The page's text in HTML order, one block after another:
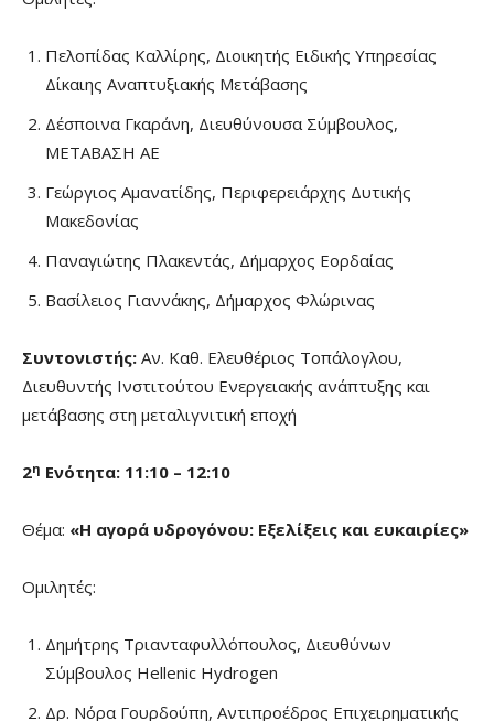
Πελοπίδας Καλλίρης, Διοικητής Ειδικής Υπηρεσίας
Δίκαιης Αναπτυξιακής Μετάβασης
Δέσποινα Γκαράνη, Διευθύνουσα Σύμβουλος,
ΜΕΤΑΒΑΣΗ ΑΕ
Γεώργιος Αμανατίδης, Περιφερειάρχης Δυτικής
Μακεδονίας
Παναγιώτης Πλακεντάς, Δήμαρχος Εορδαίας
Βασίλειος Γιαννάκης, Δήμαρχος Φλώρινας
Συντονιστής: Αν. Καθ. Ελευθέριος Τοπάλογλου,
Διευθυντής Ινστιτούτου Ενεργειακής ανάπτυξης και
μετάβασης στη μεταλιγνιτική εποχή
2η Ενότητα: 11:10 – 12:10
Θέμα: «Η αγορά υδρογόνου: Εξελίξεις και ευκαιρίες»
Ομιλητές:
Δημήτρης Τριανταφυλλόπουλος, Διευθύνων
Σύμβουλος Hellenic Hydrogen
Δρ. Νόρα Γουρδούπη, Αντιπροέδρος Επιχειρηματικής